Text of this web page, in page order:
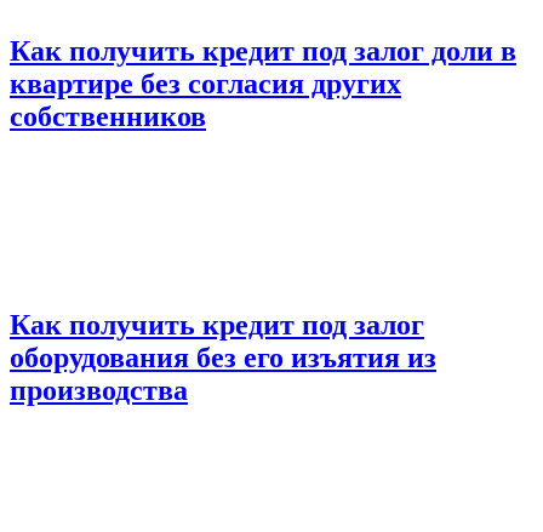
Как получить кредит под залог доли в
квартире без согласия других
собственников
Как получить кредит под залог
оборудования без его изъятия из
производства